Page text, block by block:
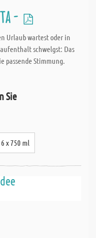
-
Urlaub wartest oder in
schwelgst: Das
passende Stimmung.
Sie
x 750 ml